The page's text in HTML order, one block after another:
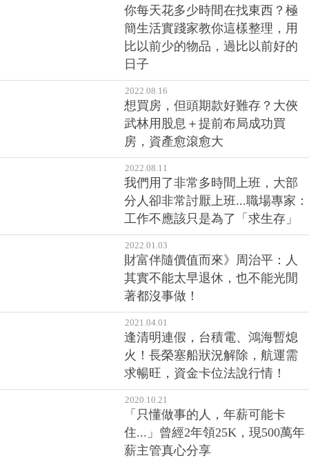
你每天花多少時間在找東西？極
簡生活實踐家教你這樣整理，用
比以前少的物品，過比以前好的
日子
2022.08.16
想買房，但頭期款好難存？大俠
武林用股息＋提前布局成功買
房，資產愈滾愈大
2022.08.11
我們用了非常多時間上班，大部
分人卻非常討厭上班...職場專家：
工作不應該只是為了「求生存」
2022.01.03
財富伴隨價值而來》周治平：人
其實不能太早退休，也不能光閒
著都沒事做！
2021.04.01
逢清明連假，台積電、鴻海暫熄
火！長榮塞船狀況解除，航運需
求暢旺，資金卡位法說行情！
2020.10.21
「只懂做事的人，年薪可能卡
住...」曾經2年領25K，現500萬年
薪主管真心分享